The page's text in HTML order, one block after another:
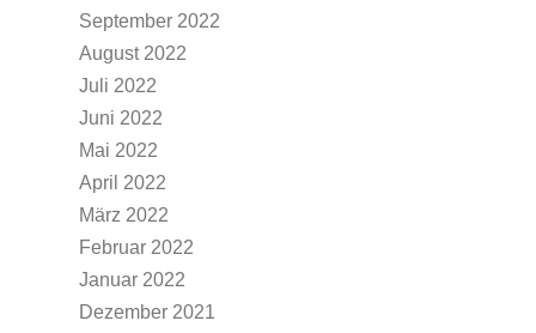
September 2022
August 2022
Juli 2022
Juni 2022
Mai 2022
April 2022
März 2022
Februar 2022
Januar 2022
Dezember 2021